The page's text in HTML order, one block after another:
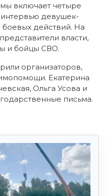
включает четыре
девушек-
боевых действий. На
власти,
и бойцы СВО.
организаторов,
Екатерина
Ольга Усова и
письма.